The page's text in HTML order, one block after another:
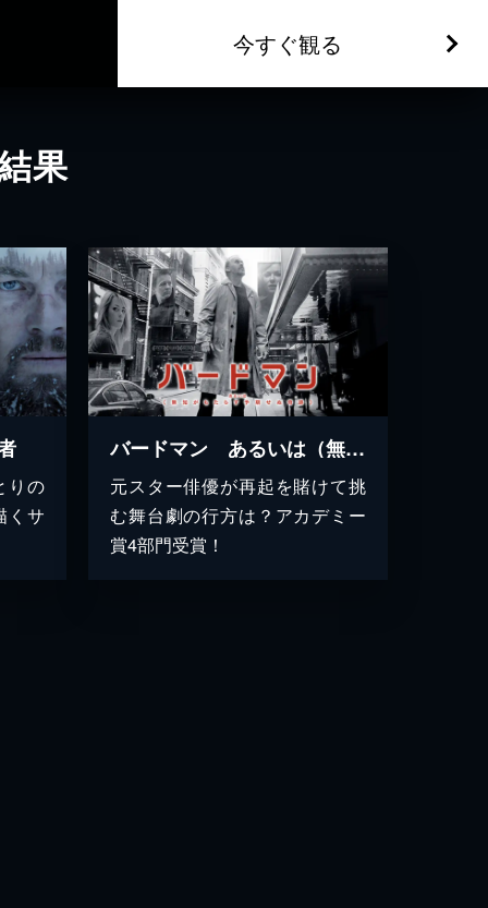
今すぐ観る
果
りの
くサ
バードマン あるいは（無知がもたらす予期せぬ奇跡）
元スター俳優が再起を賭けて挑
む舞台劇の行方は？アカデミー
賞4部門受賞！